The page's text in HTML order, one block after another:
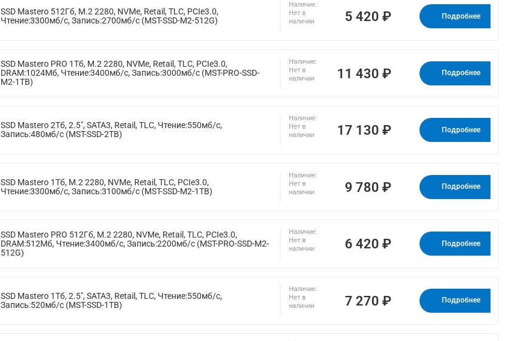
SSD Mastero 512Гб, M.2 2280, NVMe, Retail, TLC, PCIe3.0,
Чтение:3300мб/с, Запись:2700мб/с (MST-SSD-M2-512G)
Наличие:
Нет в
наличии
5 420 ₽ Подробнее
SSD Mastero PRO 1Тб, M.2 2280, NVMe, Retail, TLC, PCIe3.0,
DRAM:1024Мб, Чтение:3400мб/с, Запись:3000мб/с (MST-PRO-SSD-
M2-1TB)
Наличие:
Нет в
наличии
11 430 ₽ Подробнее
SSD Mastero 2Тб, 2.5", SATA3, Retail, TLC, Чтение:550мб/с,
Запись:480мб/с (MST-SSD-2TB)
Наличие:
Нет в
наличии
17 130 ₽ Подробнее
SSD Mastero 1Тб, M.2 2280, NVMe, Retail, TLC, PCIe3.0,
Чтение:3300мб/с, Запись:3100мб/с (MST-SSD-M2-1TB)
Наличие:
Нет в
наличии
9 780 ₽ Подробнее
SSD Mastero PRO 512Гб, M.2 2280, NVMe, Retail, TLC, PCIe3.0,
DRAM:512Мб, Чтение:3400мб/с, Запись:2200мб/с (MST-PRO-SSD-M2-
512G)
Наличие:
Нет в
наличии
6 420 ₽ Подробнее
SSD Mastero 1Тб, 2.5", SATA3, Retail, TLC, Чтение:550мб/с,
Запись:520мб/с (MST-SSD-1TB)
Наличие:
Нет в
наличии
7 270 ₽ Подробнее